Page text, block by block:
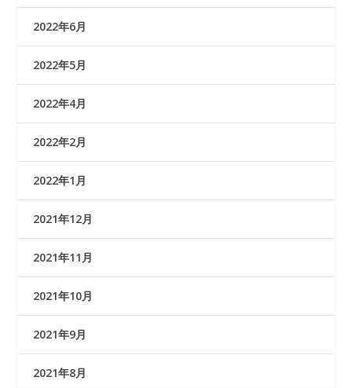
2022年6月
2022年5月
2022年4月
2022年2月
2022年1月
2021年12月
2021年11月
2021年10月
2021年9月
2021年8月